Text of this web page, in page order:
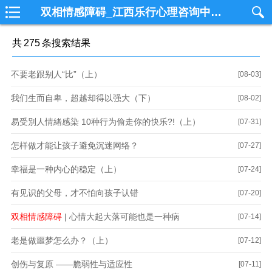
双相情感障碍_江西乐行心理咨询中心_南昌心理咨询_国内一线从事个案心理咨询专业机构
共 275条搜索结果
[08-03]
不要老跟别人“比”（上）
[08-02]
我们生而自卑，超越却得以强大（下）
[07-31]
易受別人情緒感染 10种行为偷走你的快乐?!（上）
[07-27]
怎样做才能让孩子避免沉迷网络？
[07-24]
幸福是一种内心的稳定（上）
[07-20]
有见识的父母，才不怕向孩子认错
[07-14]
双相情感障碍 | 心情大起大落可能也是一种病
[07-12]
老是做噩梦怎么办？（上）
[07-11]
创伤与复原 ——脆弱性与适应性